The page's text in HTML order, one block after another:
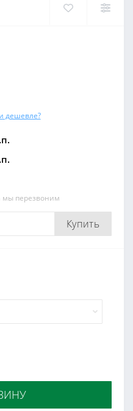
дешевле?
мы перезвоним
Купить